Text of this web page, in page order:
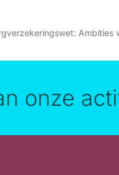
Ambities
onze